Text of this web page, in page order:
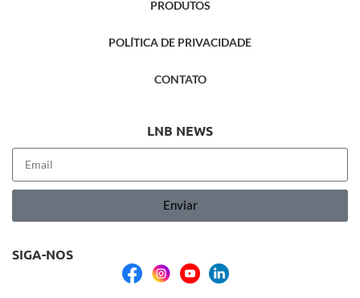
PRODUTOS
POLÍTICA DE PRIVACIDADE
CONTATO
LNB NEWS
Enviar
SIGA-NOS